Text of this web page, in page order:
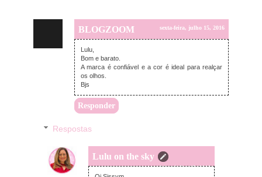
BLOGZOOM sexta-feira, julho 15, 2016
Lulu,
Bom e barato.
A marca é confiável e a cor é ideal para realçar
os olhos.
Bjs
Responder
Respostas
Lulu on the sky
sexta-feira, julho 15, 2016